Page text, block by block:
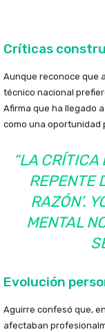
Críticas
Aunque reconoce que
técnico nacional
Afirma que ha llegado
como una oportunidad
“LA CRÍTICA
REPENTE
RAZÓN’.
MENTAL
Evolución
Aguirre confesó que,
afectaban